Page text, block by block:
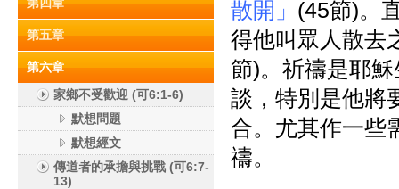
第五章
第六章
家鄉不受歡迎 (可6:1-6)
默想問題
默想經文
傳道者的承擔與挑戰 (可6:7-
13)
散開」 (45節)。
得他叫眾人散去
節)。祈禱是耶
談，特別是他將
合。尤其作一些
禱。